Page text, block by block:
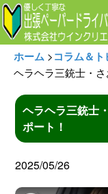
ホーム
プログラム
ホーム >コラム＆
ヘラヘラ三銃士・
ヘラヘラ三銃士
ポート！
2025/05/26